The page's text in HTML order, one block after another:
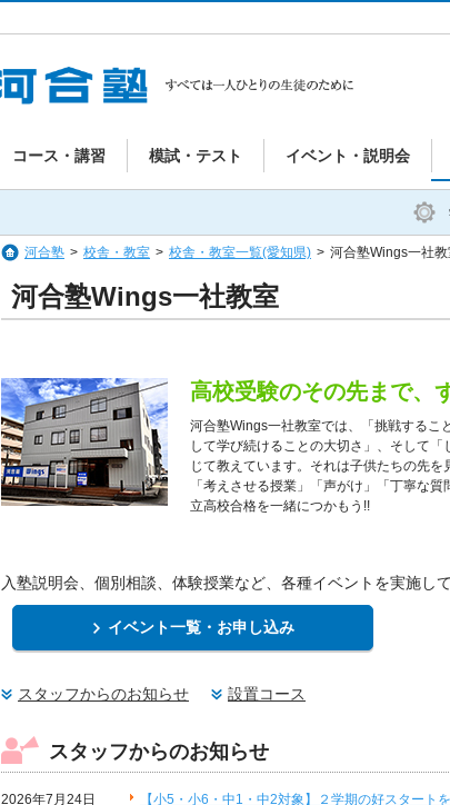
コース・講習 模試・テスト イベント・説明会
河合塾 > 校舎・教室 > 校舎・教室一覧(愛知県) > 河合塾Wings一社
河合塾Wings一社教室
高校受験のその先まで、
河合塾Wings一社教室では、「挑戦するこ
して学び続けることの大切さ」、そして
じて教えています。それは子供たちの先を
「考えさせる授業」「声がけ」「丁寧な
立高校合格を一緒につかもう!!
入塾説明会、個別相談、体験授業など、各種イベントを実施して
イベント一覧・お申し込み
スタッフからのお知らせ 設置コース
スタッフからのお知らせ
2026年7月24日
【小5・小6・中1・中2対象】２学期の好スタート